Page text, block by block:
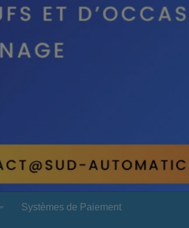
Systèmes de Paiement